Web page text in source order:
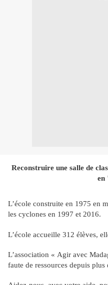
Reconstruire une salle de
en
L’école construite en 1975 en
les cyclones en 1997 et 2016.
L’école accueille 312 élèves,
L’association « Agir avec
faute de ressources depuis